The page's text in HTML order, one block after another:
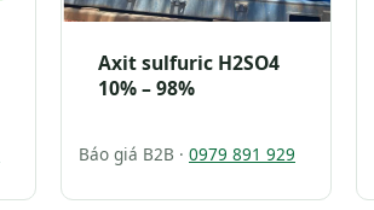
Axit sulfuric H2SO4
10% – 98%
Báo giá B2B · 0979 891 929